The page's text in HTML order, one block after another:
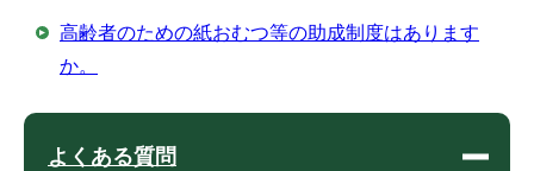
高齢者のための紙おむつ等の助成制度はあります
か。
よくある質問